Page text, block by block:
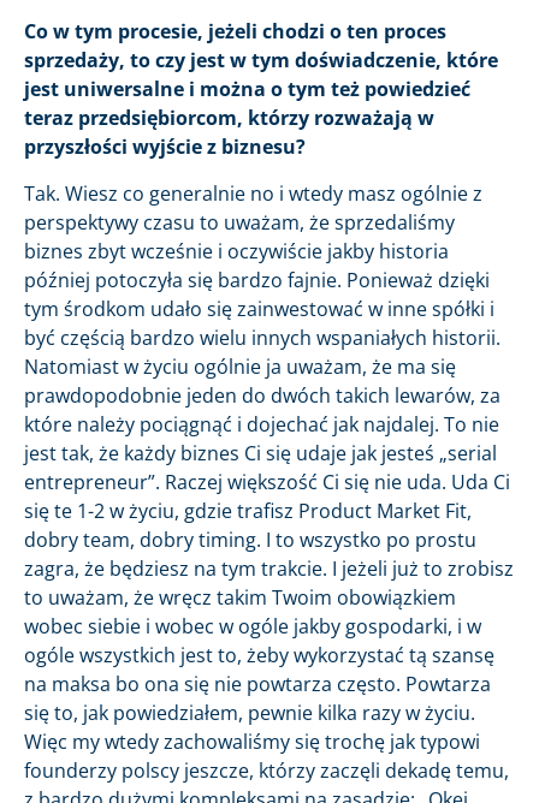
Co w tym procesie, jeżeli chodzi o ten proces
sprzedaży, to czy jest w tym doświadczenie, które
jest uniwersalne i można o tym też powiedzieć
teraz przedsiębiorcom, którzy rozważają w
przyszłości wyjście z biznesu?
Tak. Wiesz co generalnie no i wtedy masz ogólnie z
perspektywy czasu to uważam, że sprzedaliśmy
biznes zbyt wcześnie i oczywiście jakby historia
później potoczyła się bardzo fajnie. Ponieważ dzięki
tym środkom udało się zainwestować w inne spółki i
być częścią bardzo wielu innych wspaniałych historii.
Natomiast w życiu ogólnie ja uważam, że ma się
prawdopodobnie jeden do dwóch takich lewarów, za
które należy pociągnąć i dojechać jak najdalej. To nie
jest tak, że każdy biznes Ci się udaje jak jesteś „serial
entrepreneur”. Raczej większość Ci się nie uda. Uda Ci
się te 1-2 w życiu, gdzie trafisz Product Market Fit,
dobry team, dobry timing. I to wszystko po prostu
zagra, że będziesz na tym trakcie. I jeżeli już to zrobisz
to uważam, że wręcz takim Twoim obowiązkiem
wobec siebie i wobec w ogóle jakby gospodarki, i w
ogóle wszystkich jest to, żeby wykorzystać tą szansę
na maksa bo ona się nie powtarza często. Powtarza
się to, jak powiedziałem, pewnie kilka razy w życiu.
Więc my wtedy zachowaliśmy się trochę jak typowi
founderzy polscy jeszcze, którzy zaczęli dekadę temu,